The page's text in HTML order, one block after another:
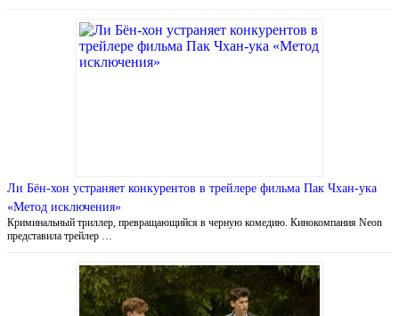
Ли Бён-хон устраняет конкурентов в трейлере фильма Пак Чхан-ука
«Метод исключения»
Криминальный триллер, превращающийся в черную комедию. Кинокомпания Neon
представила трейлер …